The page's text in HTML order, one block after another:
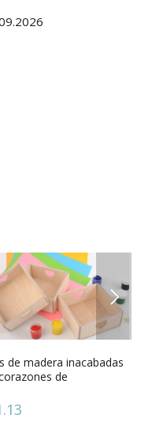
de madera inacabadas
de
NEXT